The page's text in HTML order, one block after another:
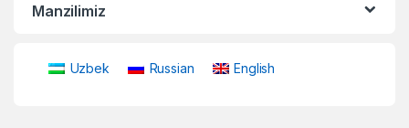
Manzilimiz
Uzbek Russian English